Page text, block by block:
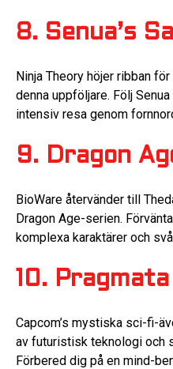
8. Senua’s
Ninja Theory höjer ribban
denna uppföljare. Följ
intensiv resa genom
9. Dragon
BioWare återvänder till
Dragon Age-serien.
komplexa karaktärer och
10. Pragmata
Capcom’s mystiska sci-fi-
av futuristisk teknologi och
Förbered dig på en mind-